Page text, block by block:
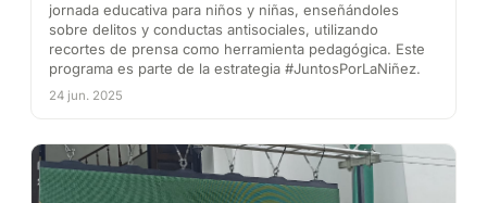
jornada educativa para niños y niñas, enseñándoles
sobre delitos y conductas antisociales, utilizando
recortes de prensa como herramienta pedagógica. Este
programa es parte de la estrategia #JuntosPorLaNiñez.
24 jun. 2025